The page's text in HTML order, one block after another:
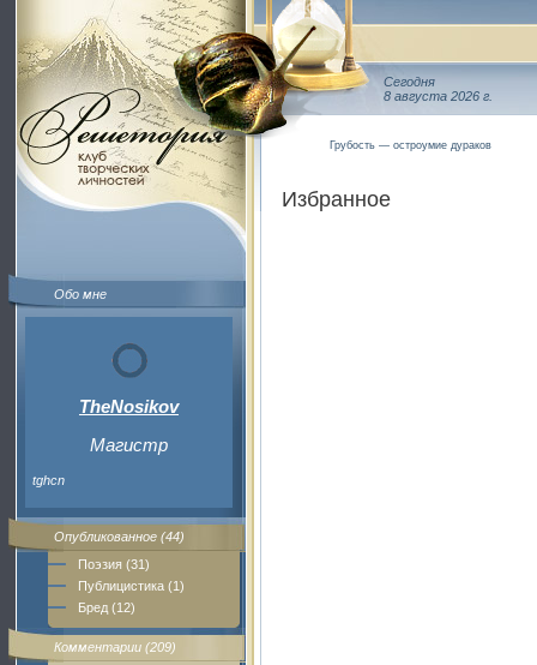
Обо мне
TheNosikov
Магистр
tghcn
Опубликованное (44)
Поэзия (31)
Публицистика (1)
Бред (12)
Комментарии (209)
Сегодня
8 августа 2026 г.
Грубость — остроумие дураков
Избранное